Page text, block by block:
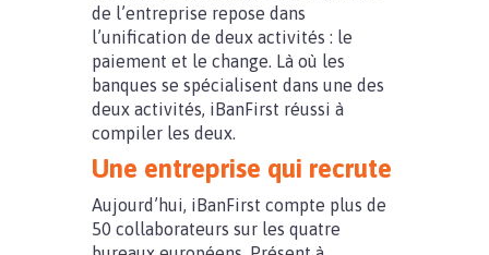
de l’entreprise repose dans
l’unification de deux activités : le
paiement et le change. Là où les
banques se spécialisent dans une des
deux activités, iBanFirst réussi à
compiler les deux.
Une entreprise qui recrute
Aujourd’hui, iBanFirst compte plus de
50 collaborateurs sur les quatre